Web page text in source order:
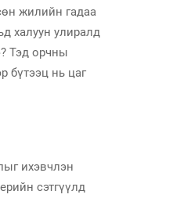
жилийн гадаа
халуун улиралд
Тэд орчны
бүтээц нь цаг
ихэвчлэн
сэтгүүлд